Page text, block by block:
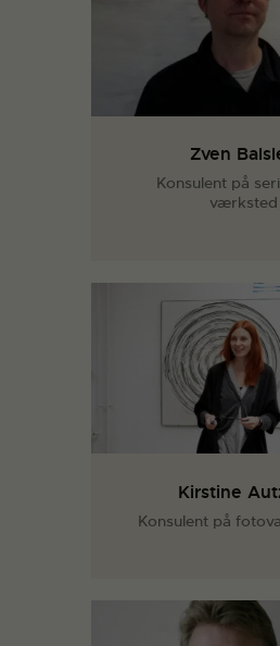
Zven
Konsulent på
værksted
Kirstine
Konsulent på